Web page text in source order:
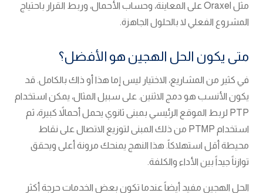
مثل Oraxel على المعاينة، وحساب الأحمال، وربط القرار باحتياج
المشروع الفعلي لا بالحلول الجاهزة.
متى يكون الحل الهجين هو الأفضل؟
في كثير من المشاريع، الاختيار ليس إما هذا أو ذاك بالكامل. قد
يكون الأنسب هو دمج الاثنين. على سبيل المثال، يمكن استخدام
PTP لربط الموقع الرئيسي بمبنى ثانوي يحمل أحمالاً كبيرة، ثم
استخدام PTMP من ذلك المبنى لتوزيع الاتصال على نقاط
محيطة أقل استهلاكاً. هذا النهج يمنحك مرونة أعلى ويحقق
توازناً جيداً بين الأداء والكلفة.
الحل الهجين مفيد أيضاً عندما تكون بعض الخدمات حرجة أكثر